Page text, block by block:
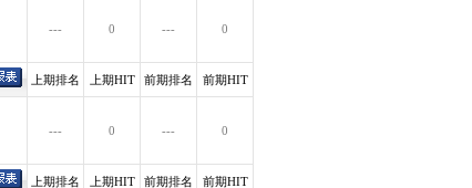
--- 0 --- 0
上期排名 上期HIT 前期排名 前期HIT
--- 0 --- 0
上期排名 上期HIT 前期排名 前期HIT